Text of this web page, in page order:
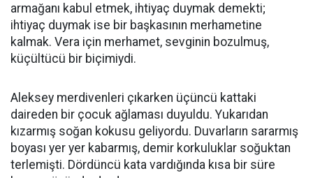
armağanı kabul etmek, ihtiyaç duymak demekti;
ihtiyaç duymak ise bir başkasının merhametine
kalmak. Vera için merhamet, sevginin bozulmuş,
küçültücü bir biçimiydi.
Aleksey merdivenleri çıkarken üçüncü kattaki
daireden bir çocuk ağlaması duyuldu. Yukarıdan
kızarmış soğan kokusu geliyordu. Duvarların sararmış
boyası yer yer kabarmış, demir korkuluklar soğuktan
terlemişti. Dördüncü kata vardığında kısa bir süre